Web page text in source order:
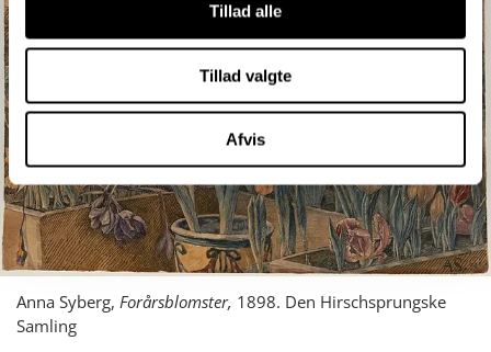
Tillad alle
Tillad valgte
Afvis
Anna Syberg, Forårsblomster, 1898. Den Hirschsprungske
Samling